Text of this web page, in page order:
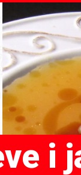
i